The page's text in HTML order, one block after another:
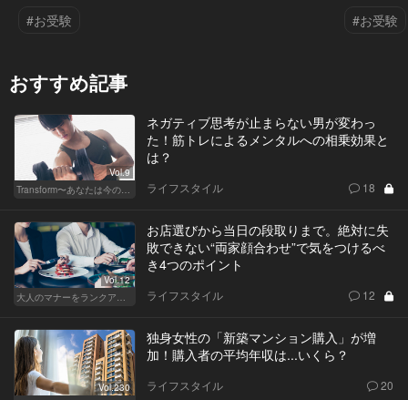
#お受験 #お受験
おすすめ記事
Vol.9
Transform〜あなたは今の自分に満足してますか？〜
ネガティブ思考が止まらない男が変わっ
た！筋トレによるメンタルへの相乗効果と
は？
ライフスタイル 18
Vol.12
大人のマナーをランクアップせよ
お店選びから当日の段取りまで。絶対に失
敗できない“両家顔合わせ”で気をつけるべ
き4つのポイント
ライフスタイル 12
Vol.230
独身女性の「新築マンション購入」が増
加！購入者の平均年収は...いくら？
ライフスタイル 20